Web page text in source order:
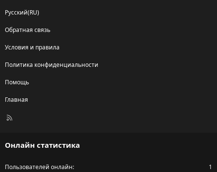
Русский(RU)
Обратная связь
Условия и правила
Политика конфиденциальности
Помощь
Главная
R
Онлайн статистика
Пользователей онлайн 1